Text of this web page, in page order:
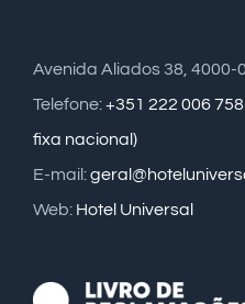
Avenida Aliados 38, 4000-
Telefone:+351 222 006
fixa nacional)
E-mail:
Web: Hotel Universal